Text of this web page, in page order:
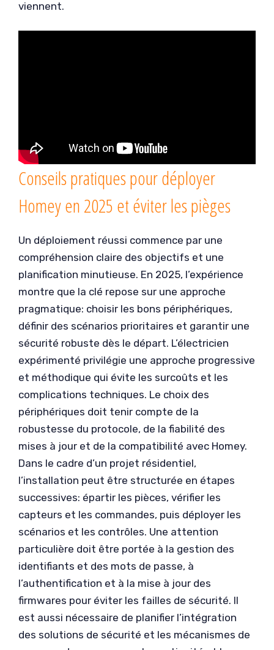
viennent.
Conseils pratiques pour déployer
Homey en 2025 et éviter les pièges
Un déploiement réussi commence par une
compréhension claire des objectifs et une
planification minutieuse. En 2025, l’expérience
montre que la clé repose sur une approche
pragmatique: choisir les bons périphériques,
définir des scénarios prioritaires et garantir une
sécurité robuste dès le départ. L’électricien
expérimenté privilégie une approche progressive
et méthodique qui évite les surcoûts et les
complications techniques. Le choix des
périphériques doit tenir compte de la
robustesse du protocole, de la fiabilité des
mises à jour et de la compatibilité avec Homey.
Dans le cadre d’un projet résidentiel,
l’installation peut être structurée en étapes
successives: épartir les pièces, vérifier les
capteurs et les commandes, puis déployer les
scénarios et les contrôles. Une attention
particulière doit être portée à la gestion des
identifiants et des mots de passe, à
l’authentification et à la mise à jour des
firmwares pour éviter les failles de sécurité. Il
est aussi nécessaire de planifier l’intégration
des solutions de sécurité et les mécanismes de